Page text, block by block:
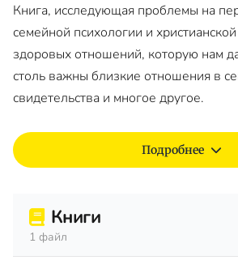
Книга, исследующая проблемы на
семейной психологии и
здоровых отношений, которую нам
столь важны близкие отношения в
свидетельства и многое другое.
Подробнее
Книги
1 файл